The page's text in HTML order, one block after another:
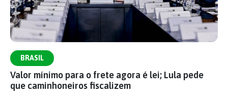
BRASIL
Valor mínimo para o frete agora é lei; Lula pede
que caminhoneiros fiscalizem